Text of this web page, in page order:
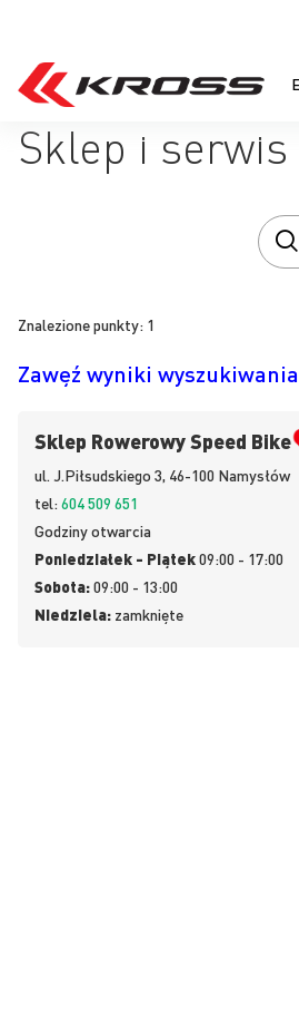
Sklep i serwis
Znalezione punkty: 1
Zawęź wyniki wyszukiwania
Sklep Rowerowy Speed Bike
ul. J.Piłsudskiego 3, 46-100 Namysłów
tel:604 509 651
Godziny otwarcia
Poniedziałek - Piątek09:00 - 17:00
Sobota:09:00 - 13:00
Niedziela: zamknięte